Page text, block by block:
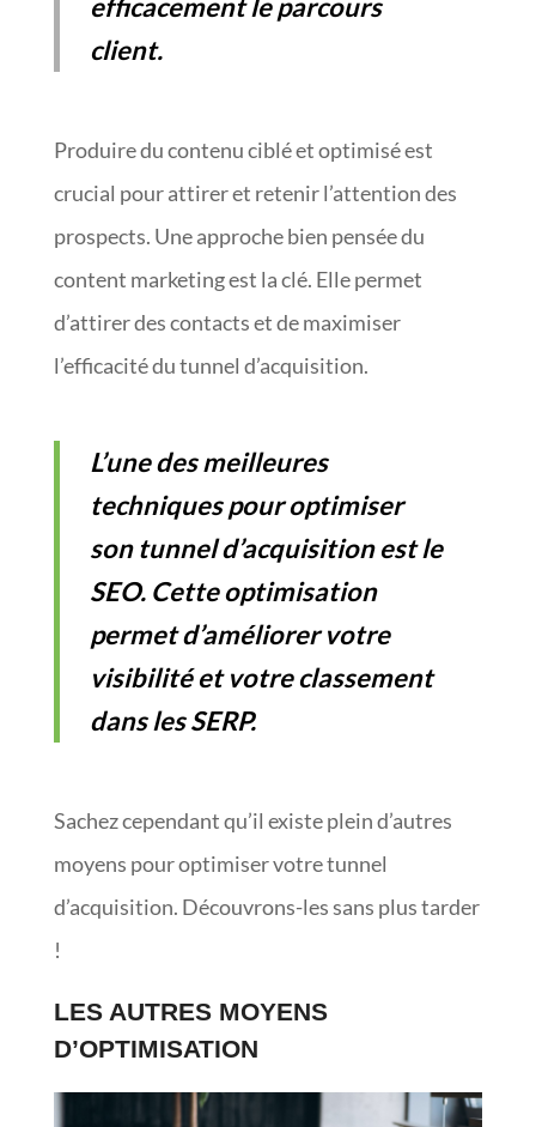
client.
Produire du contenu ciblé et optimisé est
crucial pour attirer et retenir l’attention des
prospects. Une approche bien pensée du
content marketing est la clé. Elle permet
d’attirer des contacts et de maximiser
l’efficacité du tunnel d’acquisition.
L’une des meilleures
techniques pour optimiser
son tunnel d’acquisition est le
SEO. Cette optimisation
permet d’améliorer votre
visibilité et votre classement
dans les SERP.
Sachez cependant qu’il existe plein d’autres
moyens pour optimiser votre tunnel
d’acquisition. Découvrons-les sans plus tarder
!
LES AUTRES MOYENS
D’OPTIMISATION